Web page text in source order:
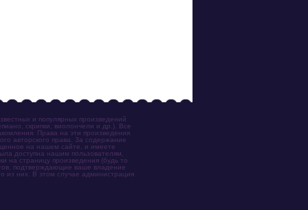
и популярных произведений
скрипки, виолончели и др.). Все
Права на эти произведения
авторского права. За содержание
на нашем сайте, и имеете
доступна нашим пользователям,
на страницу произведения (будь то
подтверждающие ваше владение
из них. В этом случае администрация